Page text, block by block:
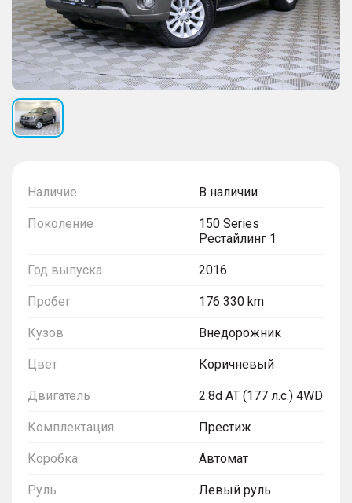
Наличие В наличии
Поколение
150 Series
Рестайлинг 1
Год выпуска 2016
Пробег 176 330 km
Кузов Внедорожник
Цвет Коричневый
Двигатель 2.8d AT (177 л.с.) 4WD
Комплектация Престиж
Коробка Автомат
Руль Левый руль